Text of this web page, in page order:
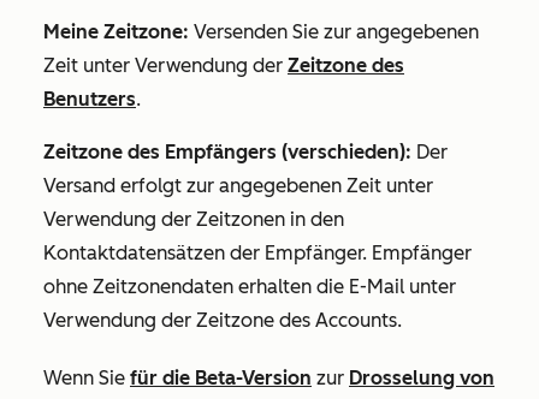
Meine Zeitzone: Versenden Sie zur angegebenen
Zeit unter Verwendung der Zeitzone des
Benutzers.
Zeitzone des Empfängers (verschieden): Der
Versand erfolgt zur angegebenen Zeit unter
Verwendung der Zeitzonen in den
Kontaktdatensätzen der Empfänger. Empfänger
ohne Zeitzonendaten erhalten die E-Mail unter
Verwendung der Zeitzone des Accounts.
Wenn Sie für die Beta-Version zur Drosselung von